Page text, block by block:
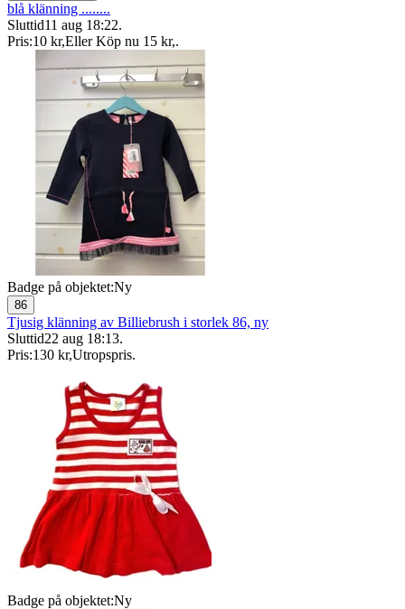
blå klänning ........
Sluttid11 aug 18:22.
Pris:10 kr,Eller Köp nu 15 kr,.
Badge på objektet:Ny
86
Tjusig klänning av Billiebrush i storlek 86, ny
Sluttid22 aug 18:13.
Pris:130 kr,Utropspris.
Badge på objektet:Ny